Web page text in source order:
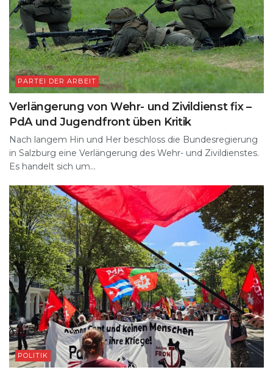
PARTEI DER ARBEIT
Verlängerung von Wehr- und Zivildienst fix –
PdA und Jugendfront üben Kritik
Nach langem Hin und Her beschloss die Bundesregierung
in Salzburg eine Verlängerung des Wehr- und Zivildienstes.
Es handelt sich um...
POLITIK